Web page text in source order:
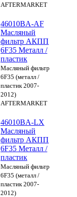
AFTERMARKET
46010BA-AF
Масляный
фильтр АКПП
6F35 Металл /
пластик
Масляный фильтр
6F35 (металл /
пластик 2007-
2012)
AFTERMARKET
46010BA-LX
Масляный
фильтр АКПП
6F35 Металл /
пластик
Масляный фильтр
6F35 (металл /
пластик 2007-
2012)